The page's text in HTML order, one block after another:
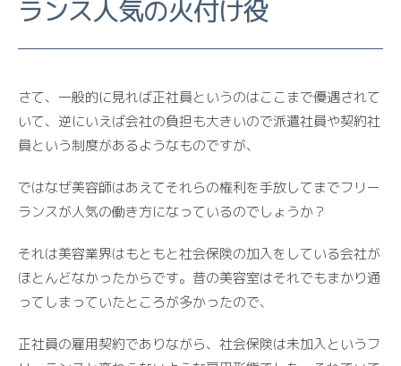
ランス人気の火付け役
さて、一般的に見れば正社員というのはここまで優遇されて
いて、逆にいえば会社の負担も大きいので派遣社員や契約社
員という制度があるようなものですが、
ではなぜ美容師はあえてそれらの権利を手放してまでフリー
ランスが人気の働き方になっているのでしょうか？
それは美容業界はもともと社会保険の加入をしている会社が
ほとんどなかったからです。昔の美容室はそれでもまかり通
ってしまっていたところが多かったので、
正社員の雇用契約でありながら、社会保険は未加入というフ